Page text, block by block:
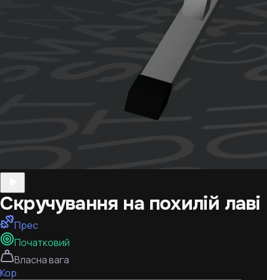
Скручування на похилій лаві
Прес
Початковий
Власна вага
Кор